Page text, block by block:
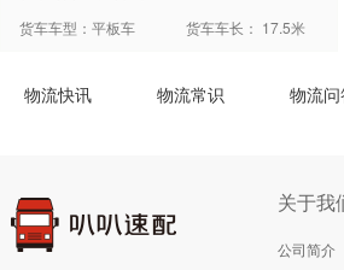
货车车型：平板车
货车车长： 17.5米
物流快讯 物流常识 物流
关于我
公司简介